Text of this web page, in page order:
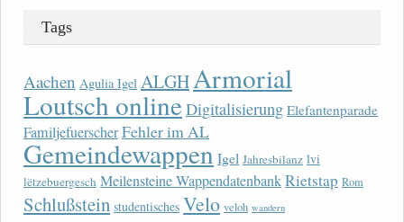
Tags
Aachen Agulia Igel ALGH Armorial
Loutsch onlineDigitalisierung Elefantenparade
FamiljefuerscherFehler im AL
Gemeindewappen Igel Jahresbilanz lvi
lëtzebuergesch Meilensteine WappendatenbankRietstap Rom
Schlußstein studentisches Velo veloh wandern